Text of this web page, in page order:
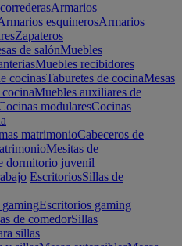
Armarios
esquinerosArmarios
Zapateros
de salónMuebles
Muebles recibidores
cocinasTaburetes de cocinaMesas
Muebles auxiliares de
modularesCocinas
matrimonioCabeceros de
Mesitas de
dormitorio juvenil
EscritoriosSillas de
Escritorios gaming
de comedorSillas
sillas